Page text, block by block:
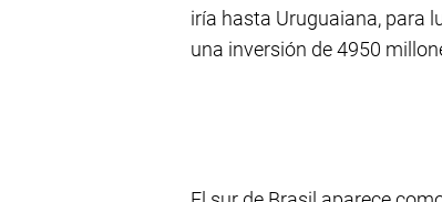
iría hasta Uruguaiana, para
una inversión de 4950